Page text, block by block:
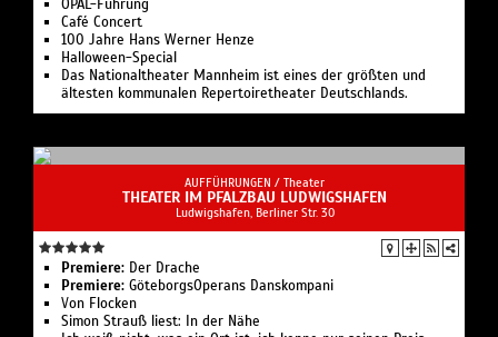
OPAL-Führung
Café Concert
100 Jahre Hans Werner Henze
Halloween-Special
Das Nationaltheater Mannheim ist eines der größten und
ältesten kommunalen Repertoiretheater Deutschlands.
AUFFÜHRUNGEN / Theater
THEATER IM PFALZBAU LUDWIGSHAFEN
Ludwigshafen, Berliner Str. 30
Premiere: Der Drache
Premiere: GöteborgsOperans Danskompani
Von Flocken
Simon Strauß liest: In der Nähe